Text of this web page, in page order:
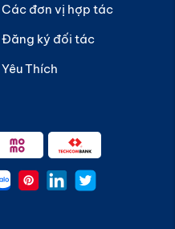
Các đơn vị hợp tác
Đăng ký đối tác
Yêu Thích